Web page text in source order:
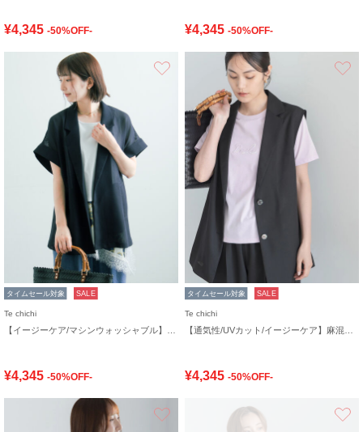
¥4,345 -50%OFF- ¥4,345 -50%OFF-
お気に入り
タイムセール対象 SALE
Te chichi
¥4,345 -50%OFF-
タイムセール対象 SALE
Te chichi
¥4,345 -50%OFF-